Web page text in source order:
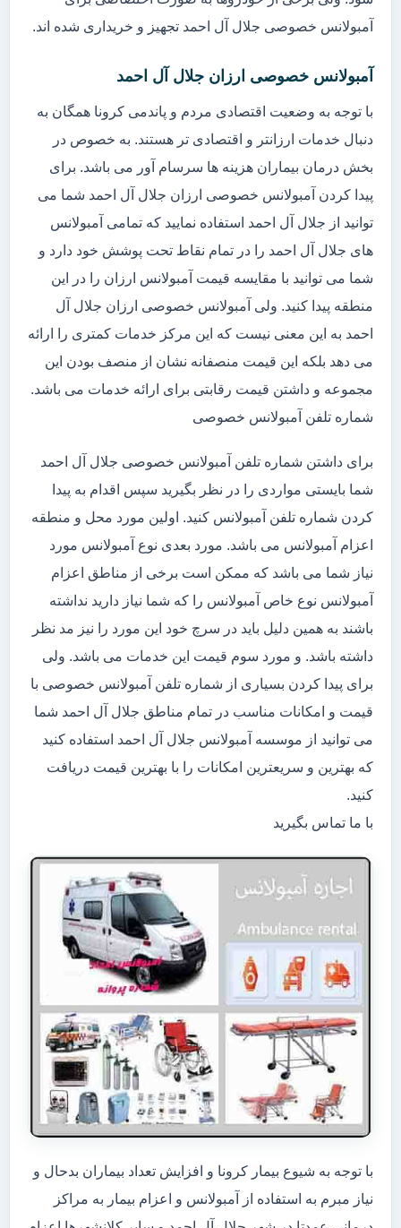
آمبولانس خصوصی جلال آل احمد تجهیز و خریداری شده اند.
آمبولانس خصوصی ارزان جلال آل احمد
با توجه به وضعیت اقتصادی مردم و پاندمی کرونا همگان به
دنبال خدمات ارزانتر و اقتصادی تر هستند. به خصوص در
بخش درمان بیماران هزینه ها سرسام آور می باشد. برای
پیدا کردن آمبولانس خصوصی ارزان جلال آل احمد شما می
توانید از جلال آل احمد استفاده نمایید که تمامی آمبولانس
های جلال آل احمد را در تمام نقاط تحت پوشش خود دارد و
شما می توانید با مقایسه قیمت آمبولانس ارزان را در این
منطقه پیدا کنید. ولی آمبولانس خصوصی ارزان جلال آل
احمد به این معنی نیست که این مرکز خدمات کمتری را ارائه
می دهد بلکه این قیمت منصفانه نشان از منصف بودن این
مجموعه و داشتن قیمت رقابتی برای ارائه خدمات می باشد.
شماره تلفن آمبولانس خصوصی
برای داشتن شماره تلفن آمبولانس خصوصی جلال آل احمد
شما بایستی مواردی را در نظر بگیرید سپس اقدام به پیدا
کردن شماره تلفن آمبولانس کنید. اولین مورد محل و منطقه
اعزام آمبولانس می باشد. مورد بعدی نوع آمبولانس مورد
نیاز شما می باشد که ممکن است برخی از مناطق اعزام
آمبولانس نوع خاص آمبولانس را که شما نیاز دارید نداشته
باشند به همین دلیل باید در سرچ خود این مورد را نیز مد نظر
داشته باشد. و مورد سوم قیمت این خدمات می باشد. ولی
برای پیدا کردن بسیاری از شماره تلفن آمبولانس خصوصی با
قیمت و امکانات مناسب در تمام مناطق جلال آل احمد شما
می توانید از موسسه آمبولانس جلال آل احمد استفاده کنید
که بهترین و سریعترین امکانات را با بهترین قیمت دریافت
کنید.
با ما تماس بگیرید
با توجه به شیوع بیمار کرونا و افزایش تعداد بیماران بدحال و
نیاز مبرم به استفاده از آمبولانس و اعزام بیمار به مراکز